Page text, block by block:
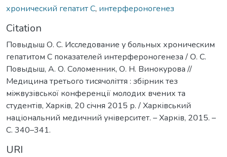
хронический гепатит С, интерфероногенез
Citation
Повыдыш О. С. Исследование у больных хроническим
гепатитом С показателей интерфероногенеза / О. С.
Повыдыш, А. О. Соломенник, О. Н. Винокурова //
Медицина третього тисячоліття : збірник тез
міжвузівської конференції молодих вчених та
студентів, Харків, 20 січня 2015 р. / Харківський
національний медичний університет. – Харків, 2015. –
С. 340–341.
URI